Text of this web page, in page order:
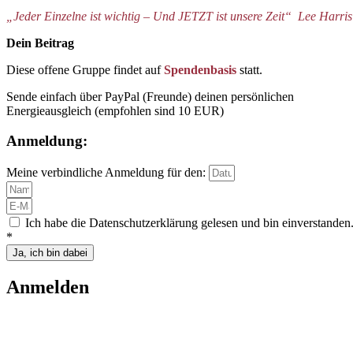
„Jeder Einzelne ist wichtig – Und JETZT ist unsere Zeit“ Lee Harris
Dein Beitrag
Diese offene Gruppe findet aufSpendenbasis statt.
Sende einfach über PayPal (Freunde) deinen persönlichen
Energieausgleich (empfohlen sind 10 EUR)
Anmeldung:
Meine verbindliche Anmeldung für den:
Ich habe die Datenschutzerklärung gelesen und bin einverstanden.
*
Ja, ich bin dabei
Anmelden